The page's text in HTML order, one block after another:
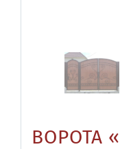
ВОРОТА